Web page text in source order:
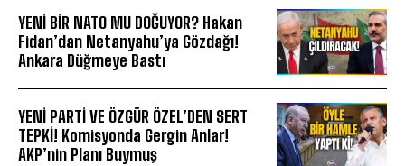
YENİ BİR NATO MU DOĞUYOR? Hakan
Fidan’dan Netanyahu’ya Gözdağı!
Ankara Düğmeye Bastı
YENİ PARTİ VE ÖZGÜR ÖZEL’DEN SERT
TEPKİ! Komisyonda Gergin Anlar!
AKP’nin Planı Buymuş